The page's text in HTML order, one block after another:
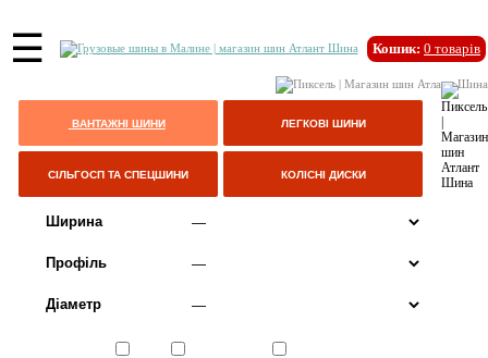
☰ Кошик: 0 товарів
ВАНТАЖНІ ШИНИ ЛЕГКОВІ ШИНИ
СІЛЬГОСП ТА СПЕЦШИНИ КОЛІСНІ ДИСКИ
Ширина
Профіль
Діаметр